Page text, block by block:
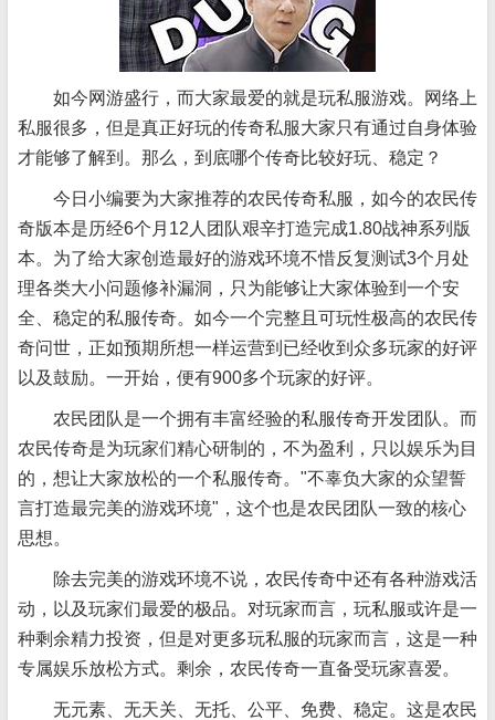
如今网游盛行，而大家最爱的就是玩私服游戏。网络上
私服很多，但是真正好玩的传奇私服大家只有通过自身体验
才能够了解到。那么，到底哪个传奇比较好玩、稳定？
今日小编要为大家推荐的农民传奇私服，如今的农民传
奇版本是历经6个月12人团队艰辛打造完成1.80战神系列版
本。为了给大家创造最好的游戏环境不惜反复测试3个月处
理各类大小问题修补漏洞，只为能够让大家体验到一个安
全、稳定的私服传奇。如今一个完整且可玩性极高的农民传
奇问世，正如预期所想一样运营到已经收到众多玩家的好评
以及鼓励。一开始，便有900多个玩家的好评。
农民团队是一个拥有丰富经验的私服传奇开发团队。而
农民传奇是为玩家们精心研制的，不为盈利，只以娱乐为目
的，想让大家放松的一个私服传奇。"不辜负大家的众望誓
言打造最完美的游戏环境"，这个也是农民团队一致的核心
思想。
除去完美的游戏环境不说，农民传奇中还有各种游戏活
动，以及玩家们最爱的极品。对玩家而言，玩私服或许是一
种剩余精力投资，但是对更多玩私服的玩家而言，这是一种
专属娱乐放松方式。剩余，农民传奇一直备受玩家喜爱。
无元素、无天关、无托、公平、免费、稳定。这是农民